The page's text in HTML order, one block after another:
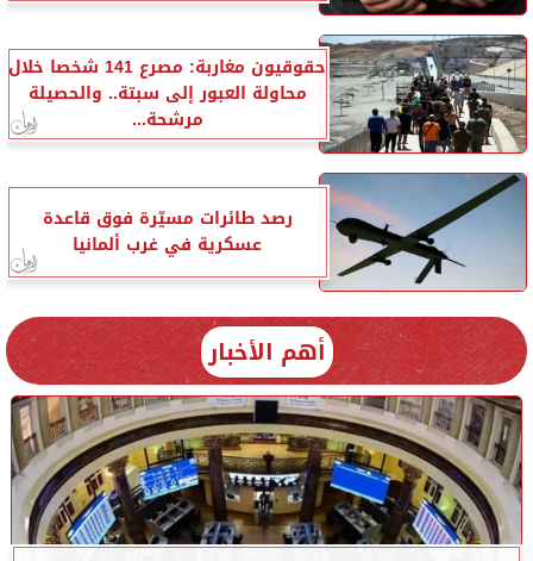
حقوقيون مغاربة: مصرع 141 شخصا خلال
محاولة العبور إلى سبتة.. والحصيلة
مرشحة...
رصد طائرات مسيّرة فوق قاعدة
عسكرية في غرب ألمانيا
أهم الأخبار